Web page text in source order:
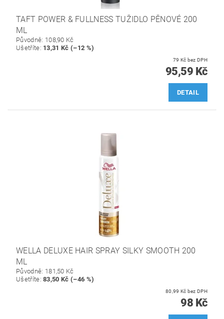
TAFT POWER & FULLNESS TUŽIDLO PĚNOVÉ 200
ML
Původně: 108,90 Kč
Ušetříte: 13,31 Kč (–12 %)
79 Kč bez DPH
95,59 Kč
DETAIL
WELLA DELUXE HAIR SPRAY SILKY SMOOTH 200
ML
Původně: 181,50 Kč
Ušetříte:83,50 Kč (–46 %)
80,99 Kč bez DPH
98 Kč